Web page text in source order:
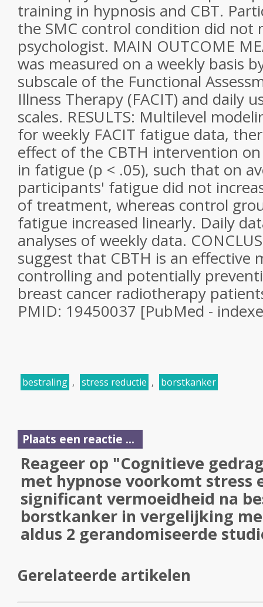
training in hypnosis and CBT.
the SMC control condition did not
psychologist. MAIN OUTCOME
was measured on a weekly basis
subscale of the Functional
Illness Therapy (FACIT) and daily
scales. RESULTS: Multilevel
for weekly FACIT fatigue data,
effect of the CBTH intervention
in fatigue (p < .05), such that on
participants' fatigue did not
of treatment, whereas control
fatigue increased linearly. Daily
analyses of weekly data.
suggest that CBTH is an effective
controlling and potentially
breast cancer radiotherapy
PMID: 19450037 [PubMed -
bestraling , stress reductie , borstkanker
Plaats een reactie ...
Reageer op "Cognitieve
met hypnose voorkomt stress
significant vermoeidheid na
borstkanker in vergelijking
aldus 2 gerandomiseerde
Gerelateerde artikelen